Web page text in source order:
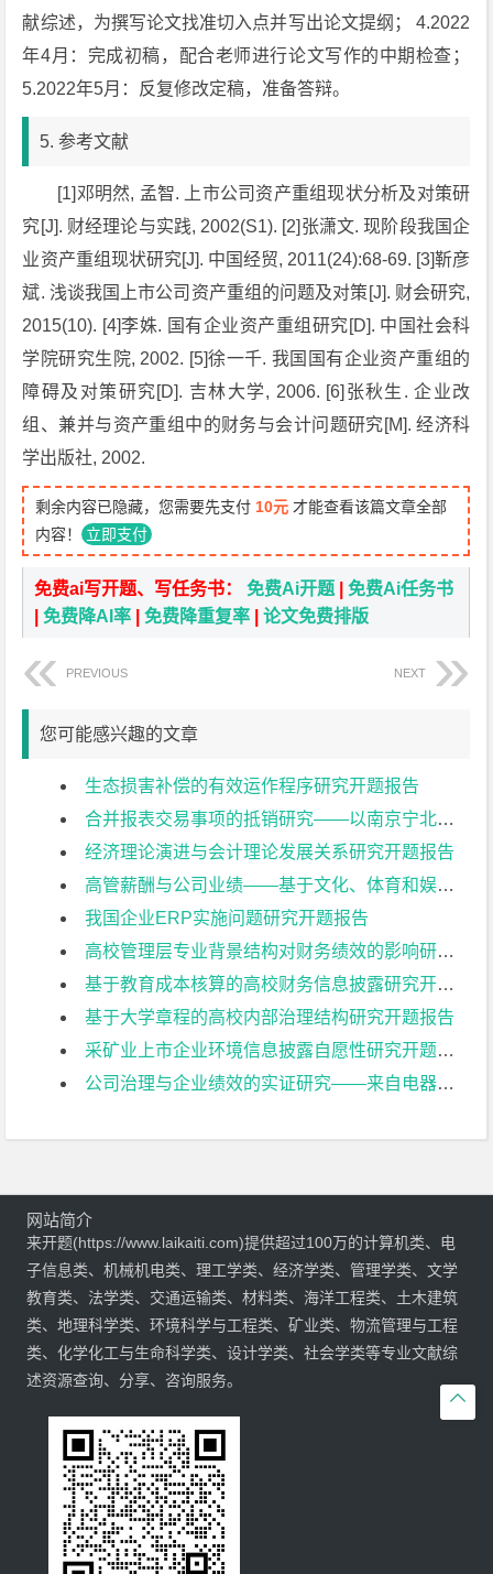
献综述，为撰写论文找准切入点并写出论文提纲； 4.2022
年4月：完成初稿，配合老师进行论文写作的中期检查；
5.2022年5月：反复修改定稿，准备答辩。
5. 参考文献
[1]邓明然, 孟智. 上市公司资产重组现状分析及对策研
究[J]. 财经理论与实践, 2002(S1). [2]张潇文. 现阶段我国企
业资产重组现状研究[J]. 中国经贸, 2011(24):68-69. [3]靳彦
斌. 浅谈我国上市公司资产重组的问题及对策[J]. 财会研究,
2015(10). [4]李姝. 国有企业资产重组研究[D]. 中国社会科
学院研究生院, 2002. [5]徐一千. 我国国有企业资产重组的
障碍及对策研究[D]. 吉林大学, 2006. [6]张秋生. 企业改
组、兼并与资产重组中的财务与会计问题研究[M]. 经济科
学出版社, 2002.
剩余内容已隐藏，您需要先支付 10元 才能查看该篇文章全部
内容！ 立即支付
免费ai写开题、写任务书：免费Ai开题 |免费Ai任务书
|免费降AI率 |免费降重复率 |论文免费排版
PREVIOUS NEXT
您可能感兴趣的文章
生态损害补偿的有效运作程序研究开题报告
合并报表交易事项的抵销研究——以南京宁北轨道交通有限公司为例开题报告
经济理论演进与会计理论发展关系研究开题报告
高管薪酬与公司业绩——基于文化、体育和娱乐业上市公司的实证研究开题报告
我国企业ERP实施问题研究开题报告
高校管理层专业背景结构对财务绩效的影响研究开题报告
基于教育成本核算的高校财务信息披露研究开题报告
基于大学章程的高校内部治理结构研究开题报告
采矿业上市企业环境信息披露自愿性研究开题报告
公司治理与企业绩效的实证研究——来自电器机械及器材制造业上市公司的经验证据开题报告

网站简介
来开题(https://www.laikaiti.com)提供超过100万的计算机类、电
子信息类、机械机电类、理工学类、经济学类、管理学类、文学
教育类、法学类、交通运输类、材料类、海洋工程类、土木建筑
类、地理科学类、环境科学与工程类、矿业类、物流管理与工程
类、化学化工与生命科学类、设计学类、社会学类等专业文献综
述资源查询、分享、咨询服务。